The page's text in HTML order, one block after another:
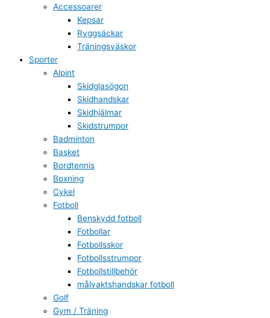
Accessoarer
Kepsar
Ryggsäckar
Träningsväskor
Sporter
Alpint
Skidglasögon
Skidhandskar
Skidhjälmar
Skidstrumpor
Badminton
Basket
Bordtennis
Boxning
Cykel
Fotboll
Benskydd fotboll
Fotbollar
Fotbollsskor
Fotbollsstrumpor
Fotbollstillbehör
målvaktshandskar fotboll
Golf
Gym / Träning